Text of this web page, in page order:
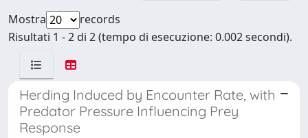
Mostra
records
Risultati 1 - 2 di 2 (tempo di esecuzione: 0.002 secondi).
Herding Induced by Encounter Rate, with
Predator Pressure Influencing Prey
Response